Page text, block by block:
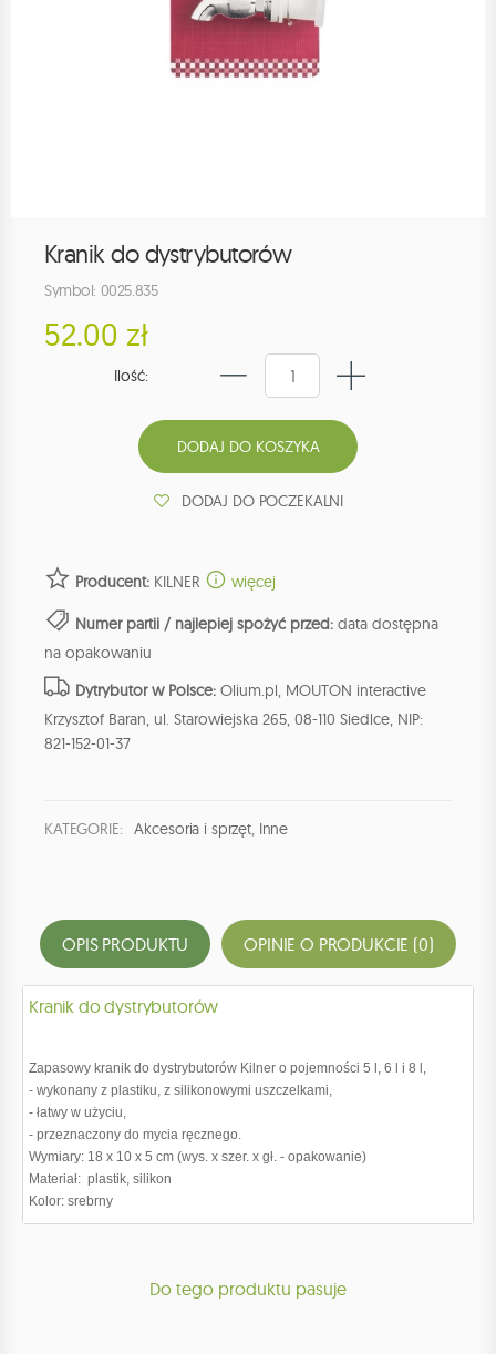
Kranik do dystrybutorów
Symbol: 0025.835
52.00 zł
Ilość:
DODAJ DO POCZEKALNI
Producent: KILNER więcej
Numer partii / najlepiej spożyć przed: data dostępna
na opakowaniu
Dytrybutor w Polsce: Olium.pl, MOUTON interactive
Krzysztof Baran, ul. Starowiejska 265, 08-110 Siedlce, NIP:
821-152-01-37
KATEGORIE: Akcesoria i sprzęt, Inne
OPIS PRODUKTU OPINIE O PRODUKCIE (0)
Kranik do dystrybutorów
Zapasowy kranik do dystrybutorów Kilner o pojemności 5 l, 6 l i 8 l,
- wykonany z plastiku, z silikonowymi uszczelkami,
- łatwy w użyciu,
- przeznaczony do mycia ręcznego.
Wymiary: 18 x 10 x 5 cm (wys. x szer. x gł. - opakowanie)
Materiał: plastik, silikon
Kolor: srebrny
Do tego produktu pasuje